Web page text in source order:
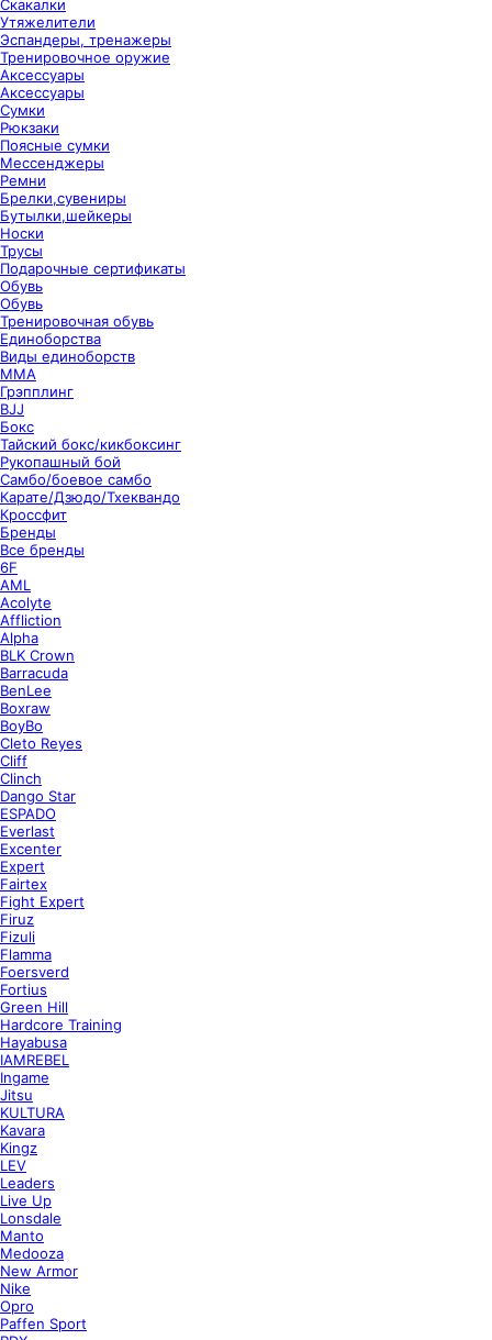
Скакалки
Утяжелители
Эспандеры, тренажеры
Тренировочное оружие
Аксессуары
Аксессуары
Сумки
Рюкзаки
Поясные сумки
Мессенджеры
Ремни
Брелки,сувениры
Бутылки,шейкеры
Носки
Трусы
Подарочные сертификаты
Обувь
Обувь
Тренировочная обувь
Единоборства
Виды единоборств
ММА
Грэпплинг
BJJ
Бокс
Тайский бокс/кикбоксинг
Рукопашный бой
Самбо/боевое самбо
Карате/Дзюдо/Тхеквандо
Кроссфит
Бренды
Все бренды
6F
AML
Acolyte
Affliction
Alpha
BLK Crown
Barracuda
BenLee
Boxraw
BoyBo
Cleto Reyes
Cliff
Clinch
Dango Star
ESPADO
Everlast
Excenter
Expert
Fairtex
Fight Expert
Firuz
Fizuli
Flamma
Foersverd
Fortius
Green Hill
Hardcore Training
Hayabusa
IAMREBEL
Ingame
Jitsu
KULTURA
Kavara
Kingz
LEV
Leaders
Live Up
Lonsdale
Manto
Medooza
New Armor
Nike
Opro
Paffen Sport